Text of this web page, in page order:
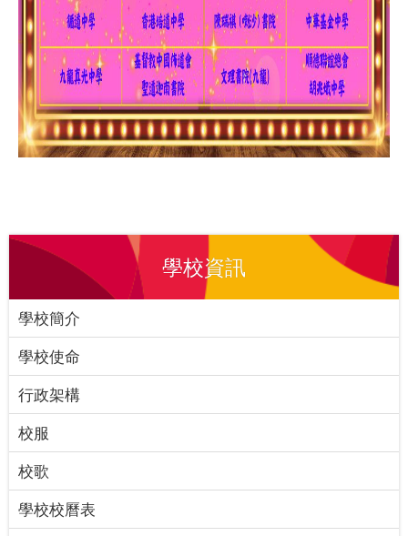
學校資訊
學校簡介
學校使命
行政架構
校服
校歌
學校校曆表